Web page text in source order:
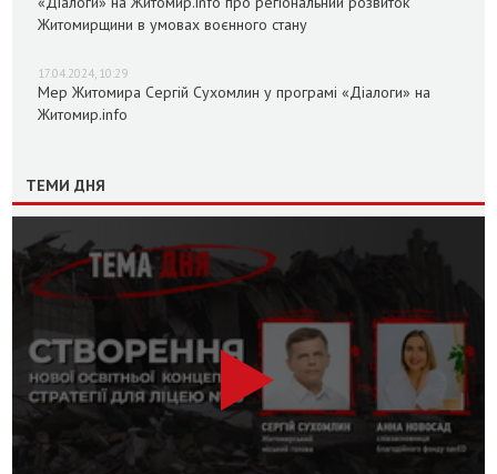
Житомирщини в умовах воєнного стану
17.04.2024, 10:29
Мер Житомира Сергій Сухомлин у програмі «Діалоги» на
Житомир.info
ТЕМИ ДНЯ